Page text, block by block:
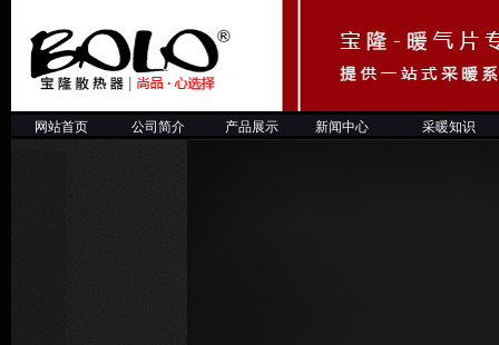
网站首页 公司简介 产品展示 新闻中心 采暖知识